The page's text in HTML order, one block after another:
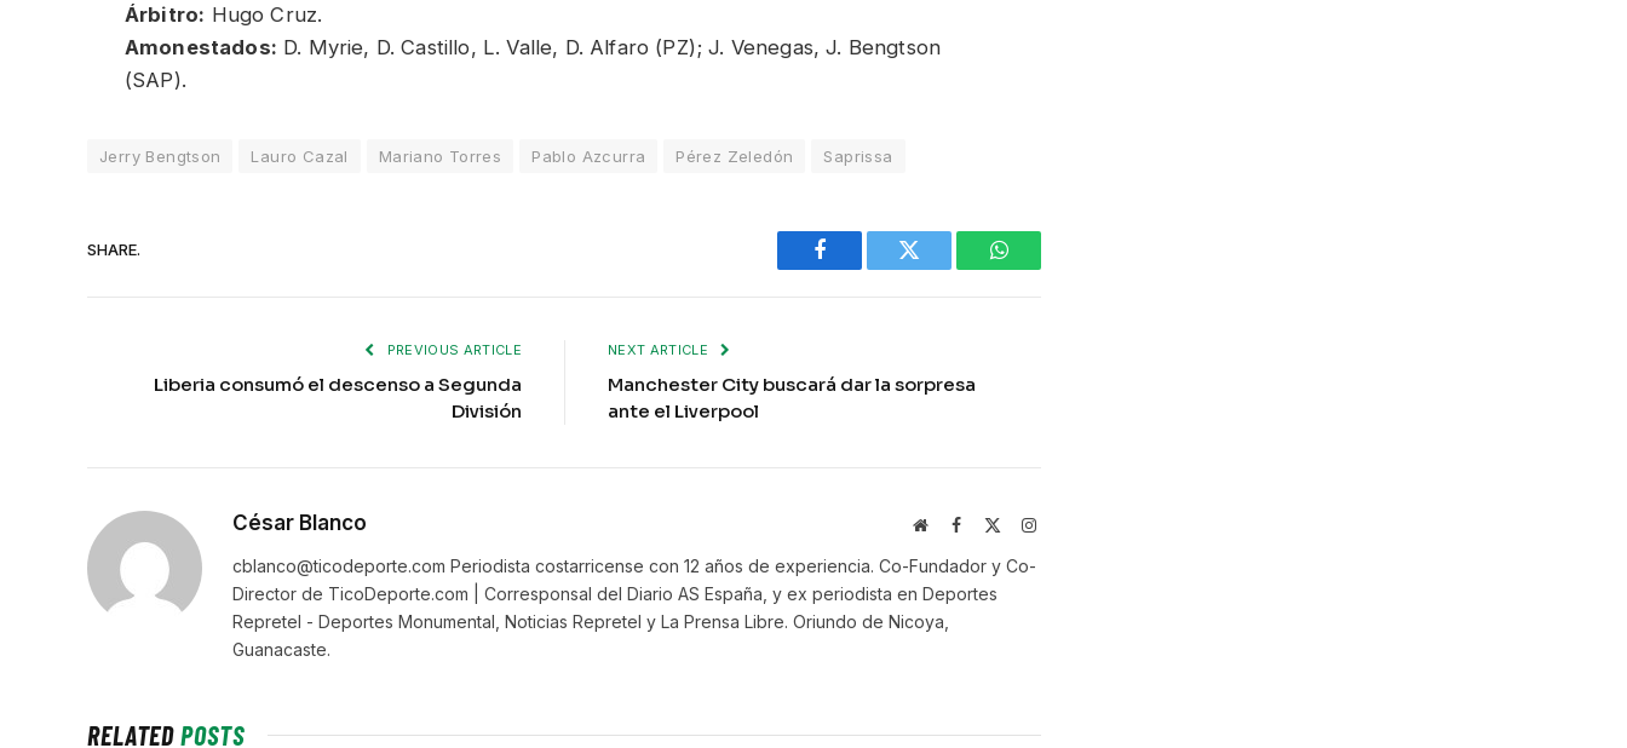
Árbitro: Hugo Cruz.
Amonestados: D. Myrie, D. Castillo, L. Valle, D. Alfaro (PZ); J. Venegas, J. Bengtson
(SAP).
Jerry Bengtson Lauro Cazal Mariano Torres Pablo Azcurra Pérez Zeledón Saprissa
SHARE.
Facebook Twitter WhatsApp
PREVIOUS ARTICLE
Liberia consumó el descenso a Segunda
División
NEXT ARTICLE
Manchester City buscará dar la sorpresa
ante el Liverpool
César Blanco WebsiteFacebook Instagram
cblanco@ticodeporte.com Periodista costarricense con 12 años de experiencia. Co-Fundador y Co-
Director de TicoDeporte.com | Corresponsal del Diario AS España, y ex periodista en Deportes
Repretel - Deportes Monumental, Noticias Repretel y La Prensa Libre. Oriundo de Nicoya,
Guanacaste.
RELATEDPOSTS